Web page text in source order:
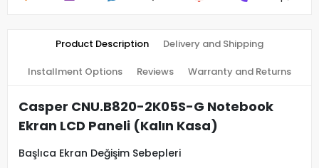
Product Description Delivery and Shipping
Installment Options Reviews Warranty and Returns
Casper CNU.B820-2K05S-G Notebook
Ekran LCD Paneli (Kalın Kasa)
Başlıca Ekran Değişim Sebepleri